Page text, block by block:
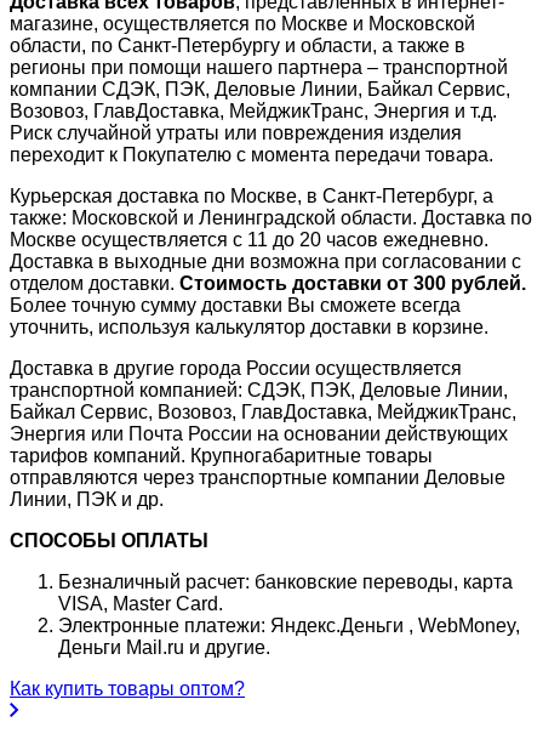
магазине, осуществляется по Москве и Московской
области, по Санкт-Петербургу и области, а также в
регионы при помощи нашего партнера – транспортной
компании СДЭК, ПЭК, Деловые Линии, Байкал Сервис,
Возовоз, ГлавДоставка, МейджикТранс, Энергия и т.д.
Риск случайной утраты или повреждения изделия
переходит к Покупателю с момента передачи товара.
Курьерская доставка по Москве, в Санкт-Петербург, а
также: Московской и Ленинградской области. Доставка по
Москве осуществляется с 11 до 20 часов ежедневно.
Доставка в выходные дни возможна при согласовании с
отделом доставки. Стоимость доставки от 300 рублей.
Более точную сумму доставки Вы сможете всегда
уточнить, используя калькулятор доставки в корзине.
Доставка в другие города России осуществляется
транспортной компанией: СДЭК, ПЭК, Деловые Линии,
Байкал Сервис, Возовоз, ГлавДоставка, МейджикТранс,
Энергия или Почта России на основании действующих
тарифов компаний. Крупногабаритные товары
отправляются через транспортные компании Деловые
Линии, ПЭК и др.
СПОСОБЫ ОПЛАТЫ
Безналичный расчет: банковские переводы, карта
VISA, Master Card.
Электронные платежи: Яндекс.Деньги , WebMoney,
Деньги Mail.ru и другие.
Как купить товары оптом?